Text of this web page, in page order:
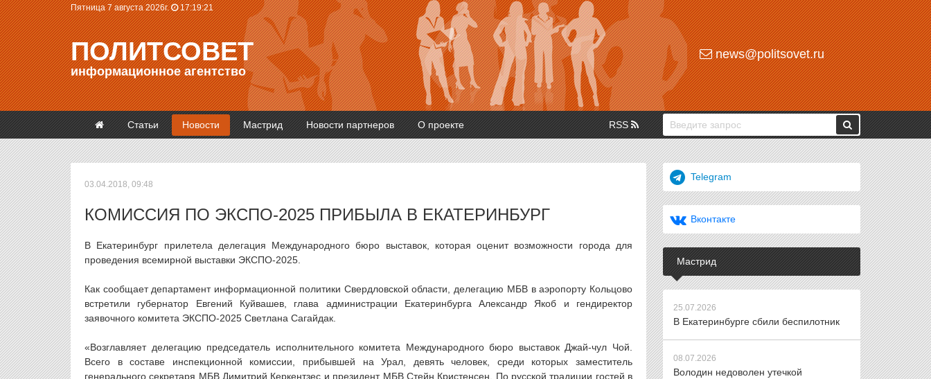
Пятница 7 августа 2026г. 17:19:21
ПОЛИТСОВЕТ
информационное агентство
news@politsovet.ru
Статьи Новости Мастрид Новости партнеров О проекте RSS
03.04.2018, 09:48
КОМИССИЯ ПО ЭКСПО-2025 ПРИБЫЛА В ЕКАТЕРИНБУРГ
В Екатеринбург прилетела делегация Международного бюро выставок, которая оценит возможности города для
проведения всемирной выставки ЭКСПО-2025.
Как сообщает департамент информационной политики Свердловской области, делегацию МБВ в аэропорту Кольцово
встретили губернатор Евгений Куйвашев, глава администрации Екатеринбурга Александр Якоб и гендиректор
заявочного комитета ЭКСПО-2025 Светлана Сагайдак.
«Возглавляет делегацию председатель исполнительного комитета Международного бюро выставок Джай-чул Чой.
Всего в составе инспекционной комиссии, прибывшей на Урал, девять человек, среди которых заместитель
генерального секретаря МБВ Димитрий Керкентзес и президент МБВ Стейн Кристенсен. По русской традиции гостей в
Telegram
Вконтакте
Мастрид
25.07.2026
В Екатеринбурге сбили беспилотник
08.07.2026
Володин недоволен утечкой